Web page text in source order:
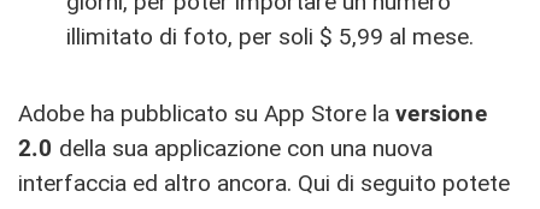
illimitato di foto, per soli $ 5,99 al mese.
Adobe ha pubblicato su App Store la versione
2.0 della sua applicazione con una nuova
interfaccia ed altro ancora. Qui di seguito potete